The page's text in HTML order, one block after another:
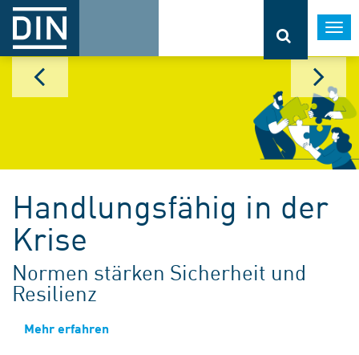
Handlungsfähig in der
Krise
Normen stärken Sicherheit und
Resilienz
Mehr erfahren